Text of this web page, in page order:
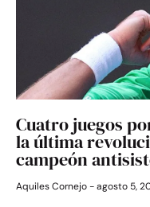
Cuatro juegos
la última
campeón
Aquiles Cornejo agosto 5,